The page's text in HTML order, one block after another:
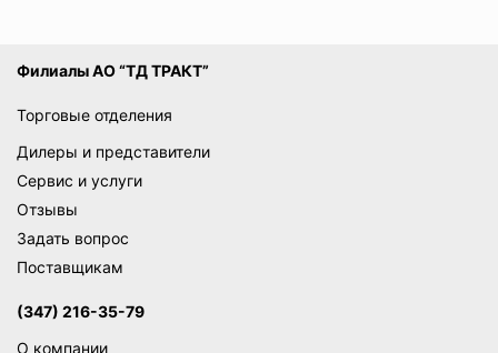
Филиалы АО “ТД ТРАКТ”
Торговые отделения
Дилеры и представители
Сервис и услуги
Отзывы
Задать вопрос
Поставщикам
(347) 216-35-79
О компании